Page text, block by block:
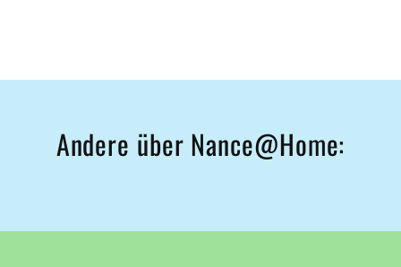
Andere über Nance@Home: